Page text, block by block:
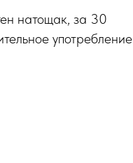
натощак, за 30
употребление